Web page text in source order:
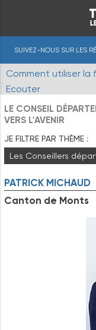
SUIVEZ-NOUS SUR LES
Comment utiliser la
Ecouter
LE CONSEIL
VERS L'AVENIR
JE FILTRE PAR THÈME :
PATRICK MICHAUD
Canton de Monts